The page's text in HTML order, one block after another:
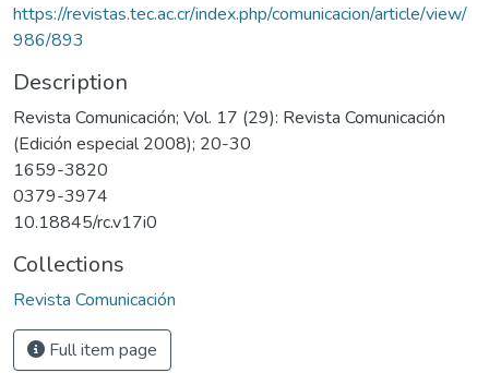
https://revistas.tec.ac.cr/index.php/comunicacion/article/view/
986/893
Description
Revista Comunicación; Vol. 17 (29): Revista Comunicación
(Edición especial 2008); 20-30
1659-3820
0379-3974
10.18845/rc.v17i0
Collections
Revista Comunicación
Full item page